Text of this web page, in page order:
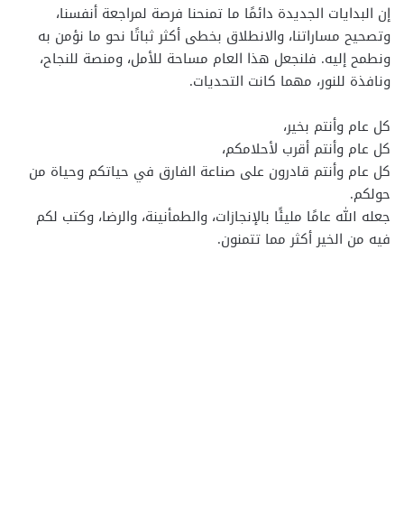
إن البدايات الجديدة دائمًا ما تمنحنا فرصة لمراجعة أنفسنا،
وتصحيح مساراتنا، والانطلاق بخطى أكثر ثباتًا نحو ما نؤمن به
ونطمح إليه. فلنجعل هذا العام مساحة للأمل، ومنصة للنجاح،
ونافذة للنور، مهما كانت التحديات.
كل عام وأنتم بخير،
كل عام وأنتم أقرب لأحلامكم،
كل عام وأنتم قادرون على صناعة الفارق في حياتكم وحياة من
حولكم.
جعله الله عامًا مليئًا بالإنجازات، والطمأنينة، والرضا، وكتب لكم
فيه من الخير أكثر مما تتمنون.